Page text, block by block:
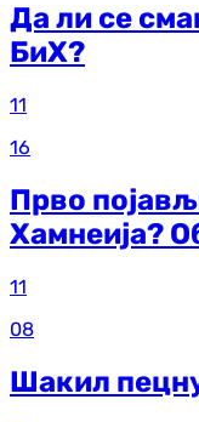
Да ли се
БиХ?
11
16
Прво
Хамнеија?
11
08
Шакил